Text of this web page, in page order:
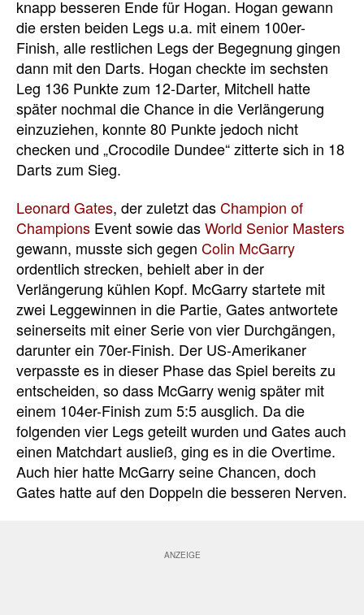
knapp besseren Ende für Hogan. Hogan gewann
die ersten beiden Legs u.a. mit einem 100er-
Finish, alle restlichen Legs der Begegnung gingen
dann mit den Darts. Hogan checkte im sechsten
Leg 136 Punkte zum 12-Darter, Mitchell hatte
später nochmal die Chance in die Verlängerung
einzuziehen, konnte 80 Punkte jedoch nicht
checken und „Crocodile Dundee“ zitterte sich in 18
Darts zum Sieg.
Leonard Gates, der zuletzt dasChampion of
Champions Event sowie dasWorld Senior Masters
gewann, musste sich gegen Colin McGarry
ordentlich strecken, behielt aber in der
Verlängerung kühlen Kopf. McGarry startete mit
zwei Leggewinnen in die Partie, Gates antwortete
seinerseits mit einer Serie von vier Durchgängen,
darunter ein 70er-Finish. Der US-Amerikaner
verpasste es in dieser Phase das Spiel bereits zu
entscheiden, so dass McGarry wenig später mit
einem 104er-Finish zum 5:5 ausglich. Da die
folgenden vier Legs geteilt wurden und Gates auch
einen Matchdart ausließ, ging es in die Overtime.
Auch hier hatte McGarry seine Chancen, doch
Gates hatte auf den Doppeln die besseren Nerven.